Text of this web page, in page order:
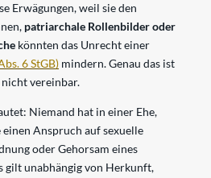
Erwägungen, weil sie den
patriarchale Rollenbilder oder
könnten das Unrecht einer
6 StGB) mindern. Genau das ist
vereinbar.
Niemand hat in einer Ehe,
Anspruch auf sexuelle
oder Gehorsam eines
gilt unabhängig von Herkunft,